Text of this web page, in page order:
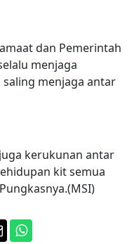
dan Pemerintah
menjaga
menjaga antar
kerukunan antar
kit semua